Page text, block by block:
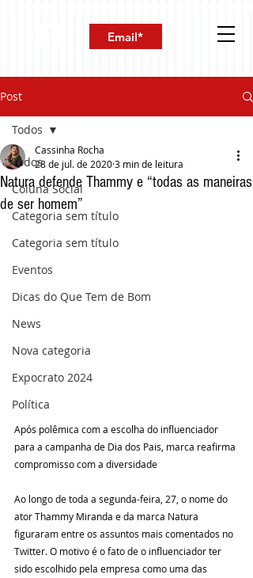
Post
Todos
Coluna Social
Categoria sem título
Categoria sem título
Eventos
Dicas do Que Tem de Bom
News
Nova categoria
Expocrato 2024
Política
Todos
Natura defende Thammy e “todas as maneiras
de ser homem”
Cassinha Rocha
28 de jul. de 20203 min de leitura
Após polêmica com a escolha do influenciador
para a campanha de Dia dos Pais, marca reafirma
compromisso com a diversidade
Ao longo de toda a segunda-feira, 27, o nome do
ator Thammy Miranda e da marca Natura
figuraram entre os assuntos mais comentados no
Twitter. O motivo é o fato de o influenciador ter
sido escolhido pela empresa como uma das